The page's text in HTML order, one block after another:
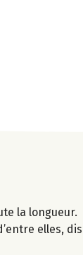
la longueur.
elles,